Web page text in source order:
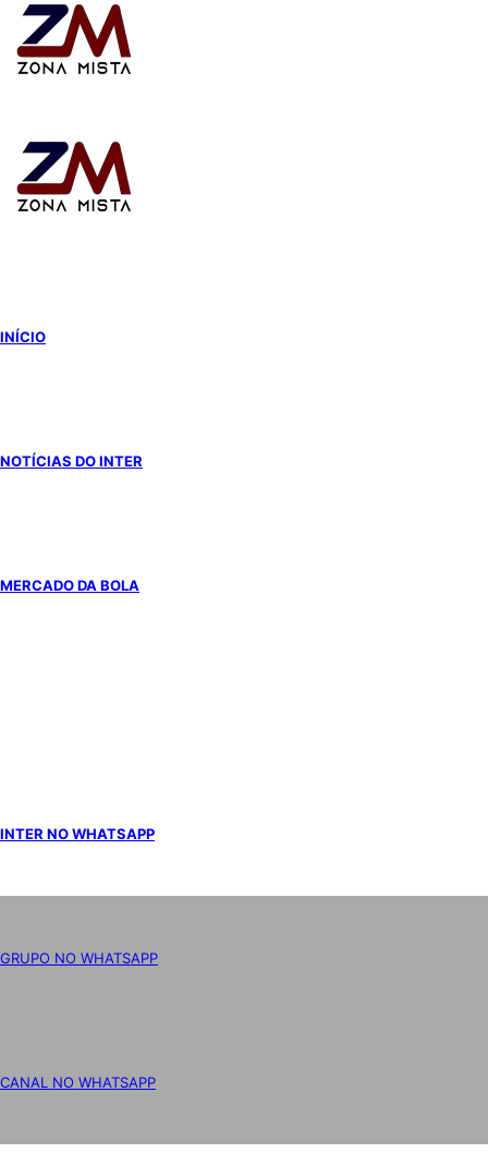
Switch
skin
INÍCIO
NOTÍCIAS DO INTER
MERCADO DA BOLA
INTER NO WHATSAPP
GRUPO NO WHATSAPP
CANAL NO WHATSAPP